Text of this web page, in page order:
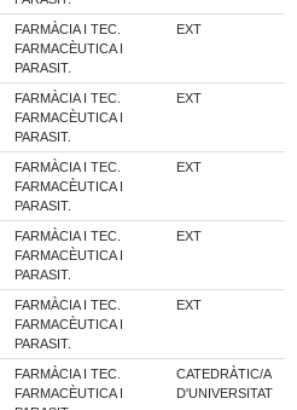
FARMÀCIA I TEC.
FARMACÈUTICA I
PARASIT.
EXT
FARMÀCIA I TEC.
FARMACÈUTICA I
PARASIT.
EXT
FARMÀCIA I TEC.
FARMACÈUTICA I
PARASIT.
EXT
FARMÀCIA I TEC.
FARMACÈUTICA I
PARASIT.
EXT
FARMÀCIA I TEC.
FARMACÈUTICA I
PARASIT.
EXT
FARMÀCIA I TEC.
FARMACÈUTICA I
CATEDRÀTIC/A
D'UNIVERSITAT